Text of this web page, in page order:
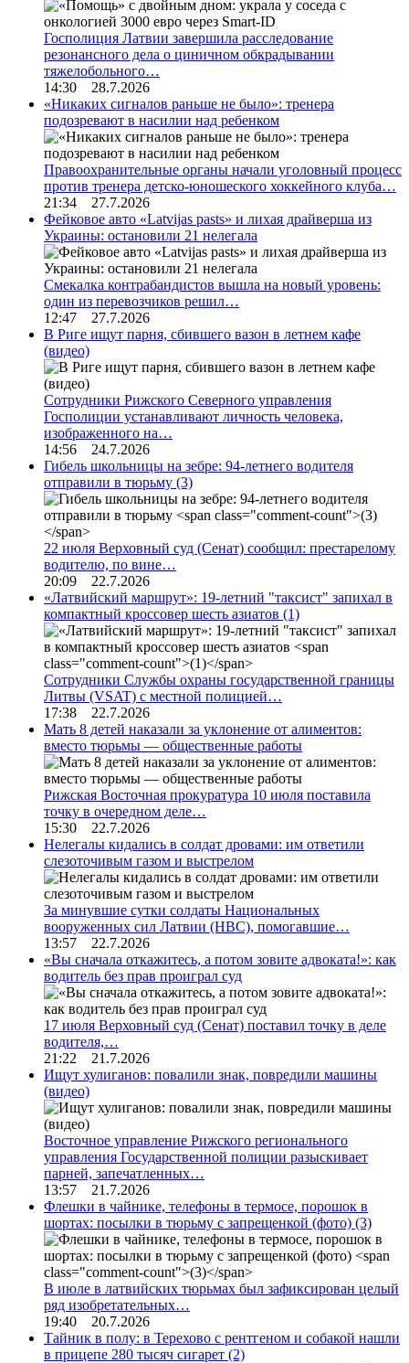
Госполиция Латвии завершила расследование
резонансного дела о циничном обкрадывании
тяжелобольного…
14:30 28.7.2026
«Никаких сигналов раньше не было»: тренера
подозревают в насилии над ребенком
Правоохранительные органы начали уголовный процесс
против тренера детско-юношеского хоккейного клуба…
21:34 27.7.2026
Фейковое авто «Latvijas pasts» и лихая драйверша из
Украины: остановили 21 нелегала
Смекалка контрабандистов вышла на новый уровень:
один из перевозчиков решил…
12:47 27.7.2026
В Риге ищут парня, сбившего вазон в летнем кафе
(видео)
Сотрудники Рижского Северного управления
Госполиции устанавливают личность человека,
изображенного на…
14:56 24.7.2026
Гибель школьницы на зебре: 94-летнего водителя
отправили в тюрьму (3)
22 июля Верховный суд (Сенат) сообщил: престарелому
водителю, по вине…
20:09 22.7.2026
«Латвийский маршрут»: 19-летний "таксист" запихал в
компактный кроссовер шесть азиатов (1)
Сотрудники Службы охраны государственной границы
Литвы (VSAT) с местной полицией…
17:38 22.7.2026
Мать 8 детей наказали за уклонение от алиментов:
вместо тюрьмы — общественные работы
Рижская Восточная прокуратура 10 июля поставила
точку в очередном деле…
15:30 22.7.2026
Нелегалы кидались в солдат дровами: им ответили
слезоточивым газом и выстрелом
За минувшие сутки солдаты Национальных
вооруженных сил Латвии (НВС), помогавшие…
13:57 22.7.2026
«Вы сначала откажитесь, а потом зовите адвоката!»: как
водитель без прав проиграл суд
17 июля Верховный суд (Сенат) поставил точку в деле
водителя,…
21:22 21.7.2026
Ищут хулиганов: повалили знак, повредили машины
(видео)
Восточное управление Рижского регионального
управления Государственной полиции разыскивает
парней, запечатленных…
13:57 21.7.2026
Флешки в чайнике, телефоны в термосе, порошок в
шортах: посылки в тюрьму с запрещенкой (фото) (3)
В июле в латвийских тюрьмах был зафиксирован целый
ряд изобретательных…
19:40 20.7.2026
Тайник в полу: в Терехово с рентгеном и собакой нашли
в прицепе 280 тысяч сигарет (2)